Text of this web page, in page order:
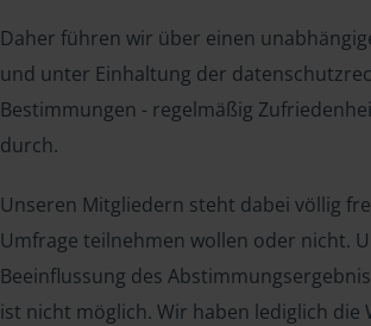
Daher führen wir über einen
und unter Einhaltung der
Bestimmungen - regelmäßig
durch.
Unseren Mitgliedern steht dabei völlig
Umfrage teilnehmen wollen oder nicht.
Beeinflussung des
ist nicht möglich. Wir haben lediglich die